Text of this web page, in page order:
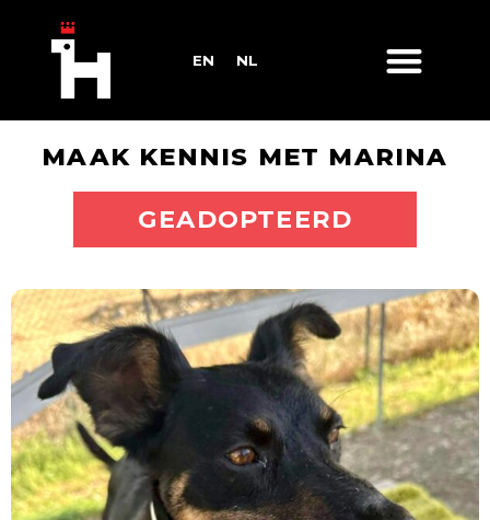
EN NL
MAAK KENNIS MET MARINA
ADOPTEER MIJ
GEADOPTEERD